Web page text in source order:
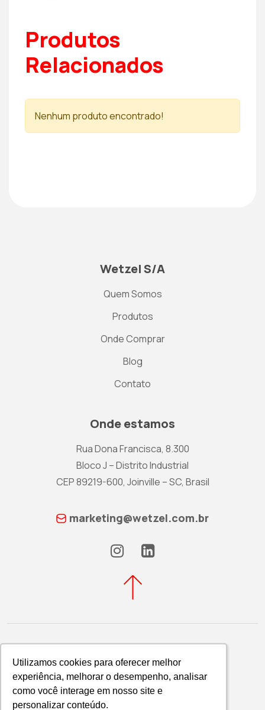
Utilizamos cookies para oferecer melhor
experiência, melhorar o desempenho, analisar
como você interage em nosso site e
personalizar conteúdo.
Utilizamos cookies para oferecer melhor
experiência, melhorar o desempenho, analisar
como você interage em nosso site e
personalizar conteúdo.
Produtos
Relacionados
Nenhum produto encontrado!
Wetzel S/A
Quem Somos
Produtos
Onde Comprar
Blog
Contato
Onde estamos
Rua Dona Francisca, 8.300
Bloco J – Distrito Industrial
CEP 89219-600, Joinville – SC, Brasil
marketing@wetzel.com.br
Política de Privacidade
WETZEL S/A © 2026